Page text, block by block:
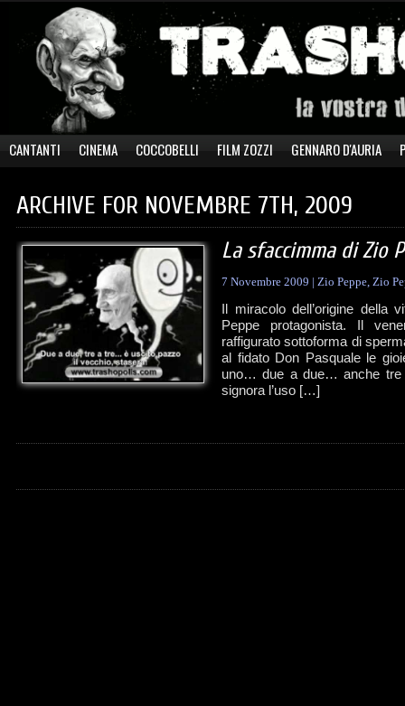
CANTANTI CINEMA COCCOBELLI FILM ZOZZI GENNARO D'AURIA
ARCHIVE FOR NOVEMBRE 7TH, 2009
La sfaccimma di Zio
7 Novembre 2009 | Zio Peppe, Zio
Il miracolo dell’origine della
Peppe protagonista. Il
raffigurato sottoforma di
al fidato Don Pasquale le
uno… due a due… anche tre
signora l’uso […]